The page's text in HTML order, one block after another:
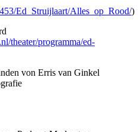
Ed_Struijlaart/Alles_op_Rood/)
theater/programma/ed-
von Erris van Ginkel